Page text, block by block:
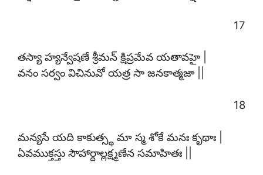
17
తస్యా హ్యన్వేషణే శ్రీమన్ క్షిప్రమేవ యతావహై |
వనం సర్వం విచినువో యత్ర సా జనకాత్మజా ||
18
మన్యసే యది కాకుత్స్థ మా స్మ శోకే మనః కృథాః |
ఏవముక్తస్తు సౌహార్దాల్లక్ష్మణేన సమాహితః ||